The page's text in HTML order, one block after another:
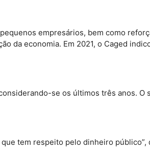
empresários, bem como
da economia. Em 2021, o Caged
se os últimos três anos. O
tem respeito pelo dinheiro